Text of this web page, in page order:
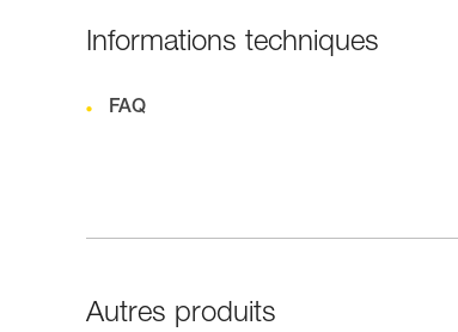
Informations techniques
FAQ
Autres produits